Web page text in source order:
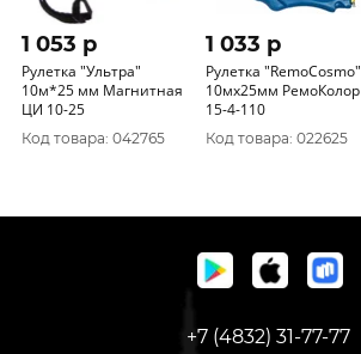
1 053 p
Рулетка "Ультра"
10м*25 мм Магнитная
ЦИ 10-25
Код товара: 042765
1 033 p
Рулетка "RemoCosmo"
10мх25мм РемоКолор
15-4-110
Код товара: 022625
+7 (4832) 31-77-77